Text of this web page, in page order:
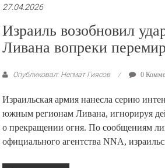
27.04.2026
Израиль возобновил
Ливана вопреки
Опубликовал: Негмат Гиясов 0
Израильская армия нанесла серию
южным регионам Ливана, игнорируя
о прекращении огня. По сообщениям
официального агентства NNA,